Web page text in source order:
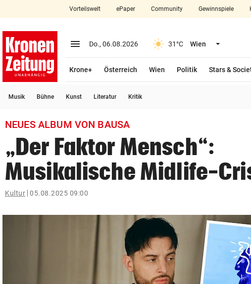
closeSchließen
account_circle Anmelden
arrow_right
bookmark
search
Suchbegriff
eingeben
© Krone Multimedia GmbH & Co KG 2026
Vorteilswelt ePaper Community Gewinnspiele
menu Menü aufklappen
Do., 06.08.2026 31°C Wien Menü
Krone+ Österreich Wien Politik Stars &
Musik Bühne Kunst Literatur Kritik
NEUES ALBUM VON BAUSA
„Der Faktor Mensch“:
Musikalische Midlife-
Kultur 05.08.2025 09:00